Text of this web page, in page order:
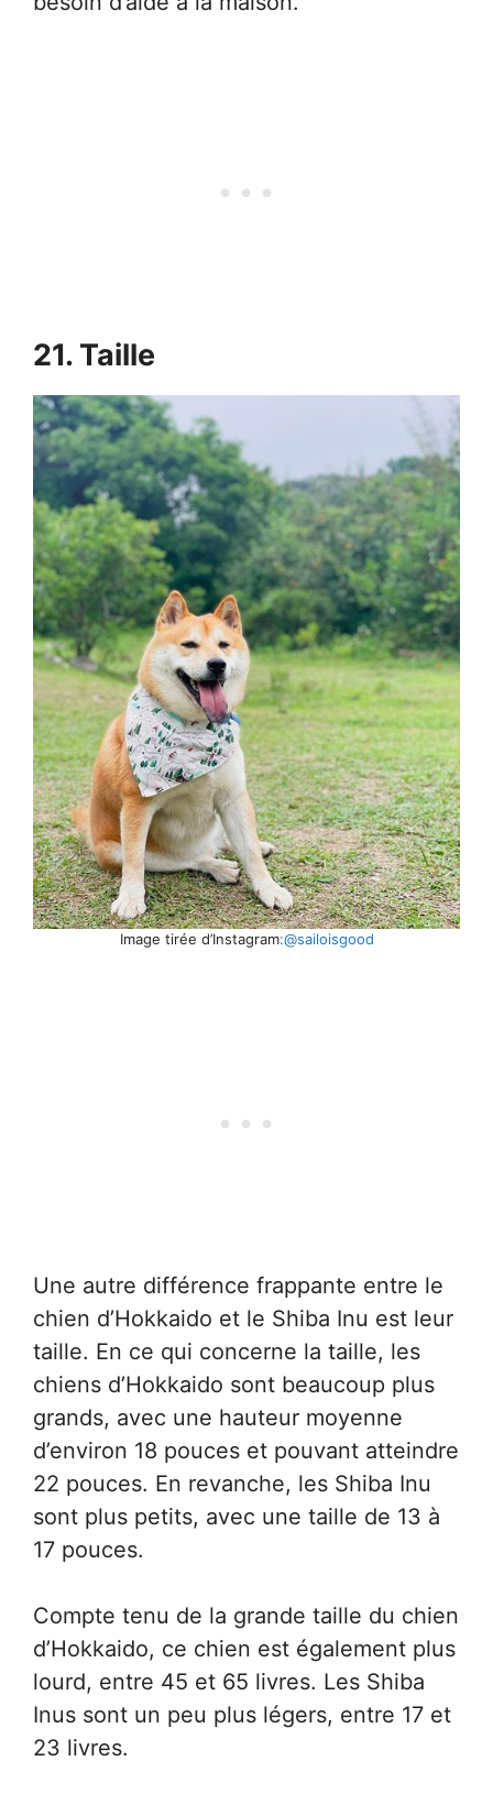
21. Taille
Image tirée d’Instagram:@sailoisgood
Une autre différence frappante entre le
chien d’Hokkaido et le Shiba Inu est leur
taille. En ce qui concerne la taille, les
chiens d’Hokkaido sont beaucoup plus
grands, avec une hauteur moyenne
d’environ 18 pouces et pouvant atteindre
22 pouces. En revanche, les Shiba Inu
sont plus petits, avec une taille de 13 à
17 pouces.
Compte tenu de la grande taille du chien
d’Hokkaido, ce chien est également plus
lourd, entre 45 et 65 livres. Les Shiba
Inus sont un peu plus légers, entre 17 et
23 livres.